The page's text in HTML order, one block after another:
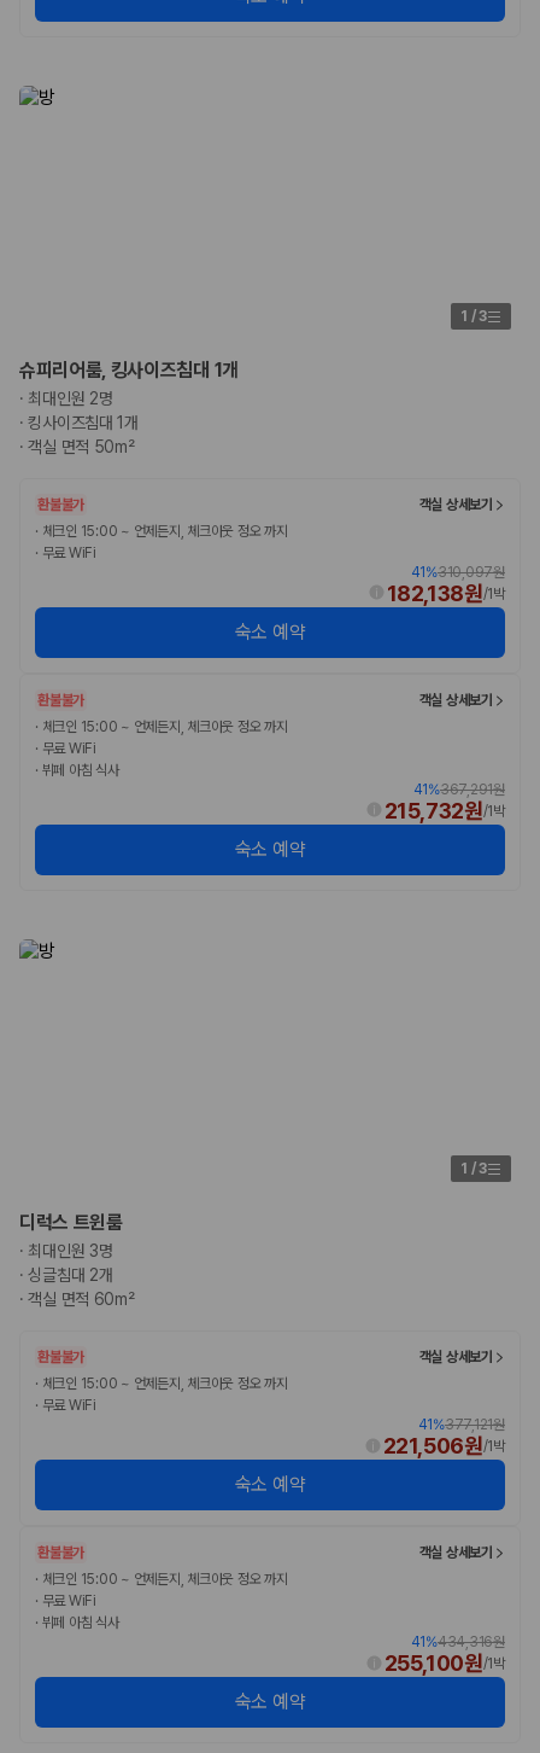
승합차·대형차
다. 카모아는 제주 렌트카 가격뿐 아니라 일반자차, 완전자차, 슈퍼자차 조
일반자차:사고 발생 시 일정 금액의 면책금이 발생할 수 있습니다.
완전자차:
다.
슈퍼자차:더 높은 보장 조건을 원하는 사용자에게 적합합니다.
2000만 고객이 선택한 렌트카 가격비교 플랫폼
카모아는 제주렌트카부터 국내·해외 렌트카까지 비교할 수 있는 렌트카 가
누적 이용 고객수
사용자 리뷰
예약 가능 차량
67,123대
전국 렌트카 지점
1,829개
제주렌트카 가격비교 자주 묻는 질문
Q. 제주렌트카 가격비교는 카모아에서 어떻게 하나요?
Q. 제주 렌트카 최저가는 무엇을 기준으로 비교해야 하나요?
카모아 사이트맵
1 / 3
슈피리어룸, 킹사이즈침대 1개
· 최대인원 2명
·킹사이즈침대 1개
·객실 면적 50m²
환불불가
객실 상세보기
· 체크인 15:00 ~ 언제든지, 체크아웃 정오 까지
· 무료 WiFi
41%310,097원
182,138원/1박
숙소 예약
환불불가
객실 상세보기
· 체크인 15:00 ~ 언제든지, 체크아웃 정오 까지
· 무료 WiFi
· 뷔페 아침 식사
41%367,291원
215,732원/1박
숙소 예약
1 / 3
디럭스 트윈룸
· 최대인원 3명
·싱글침대 2개
·객실 면적 60m²
환불불가
객실 상세보기
· 체크인 15:00 ~ 언제든지, 체크아웃 정오 까지
· 무료 WiFi
41 %377,121원
221,506원/1박
숙소 예약
환불불가
객실 상세보기
· 체크인 15:00 ~ 언제든지, 체크아웃 정오 까지
· 무료 WiFi
· 뷔페 아침 식사
41 %434,316원
255,100원/1박
숙소 예약